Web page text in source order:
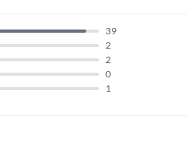
1
0
2
2
39